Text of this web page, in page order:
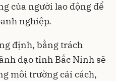
của người lao động để
nghiệp.
định, bằng trách
đạo tỉnh Bắc Ninh sẽ
môi trường cải cách,